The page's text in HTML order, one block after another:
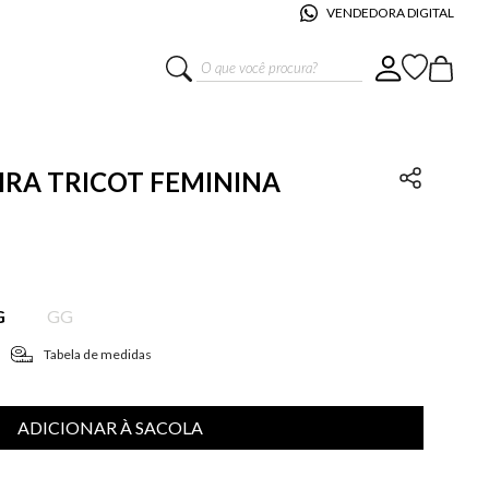
VENDEDORA DIGITAL
O que você procura?
TRICOT FEMININA
GG
Tabela de medidas
ADICIONAR À SACOLA